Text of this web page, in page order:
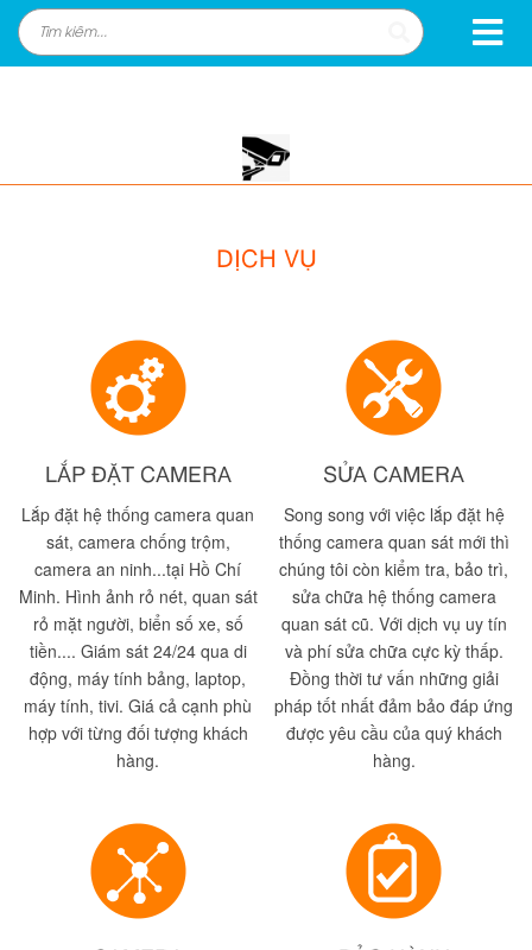
DỊCH VỤ
LẮP ĐẶT CAMERA
Lắp đặt hệ thống camera quan
sát, camera chống trộm,
camera an ninh...tại Hồ Chí
Minh. Hình ảnh rỏ nét, quan sát
rỏ mặt người, biển số xe, số
tiền.... Giám sát 24/24 qua di
động, máy tính bảng, laptop,
máy tính, tivi. Giá cả cạnh phù
hợp với từng đối tượng khách
hàng.
SỬA CAMERA
Song song với việc lắp đặt hệ
thống camera quan sát mới thì
chúng tôi còn kiểm tra, bảo trì,
sửa chữa hệ thống camera
quan sát cũ. Với dịch vụ uy tín
và phí sửa chữa cực kỳ thấp.
Đồng thời tư vấn những giải
pháp tốt nhất đảm bảo đáp ứng
được yêu cầu của quý khách
hàng.